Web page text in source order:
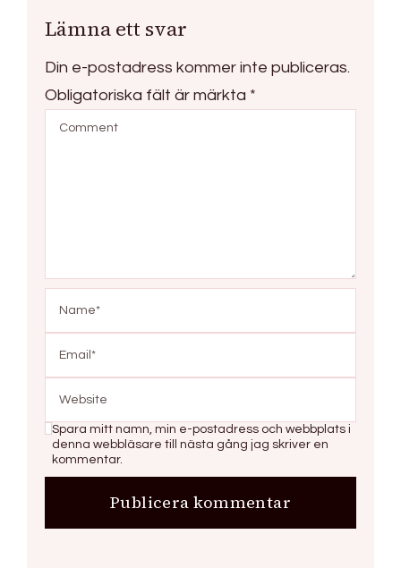
Lämna ett svar
Din e-postadress kommer inte publiceras.
Obligatoriska fält är märkta *
Spara mitt namn, min e-postadress och webbplats i
denna webbläsare till nästa gång jag skriver en
kommentar.